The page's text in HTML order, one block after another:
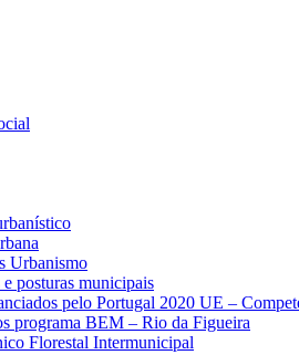
Urbanismo
posturas municipais
pelo Portugal 2020 UE –
programa BEM – Rio da Figueira
Florestal Intermunicipal